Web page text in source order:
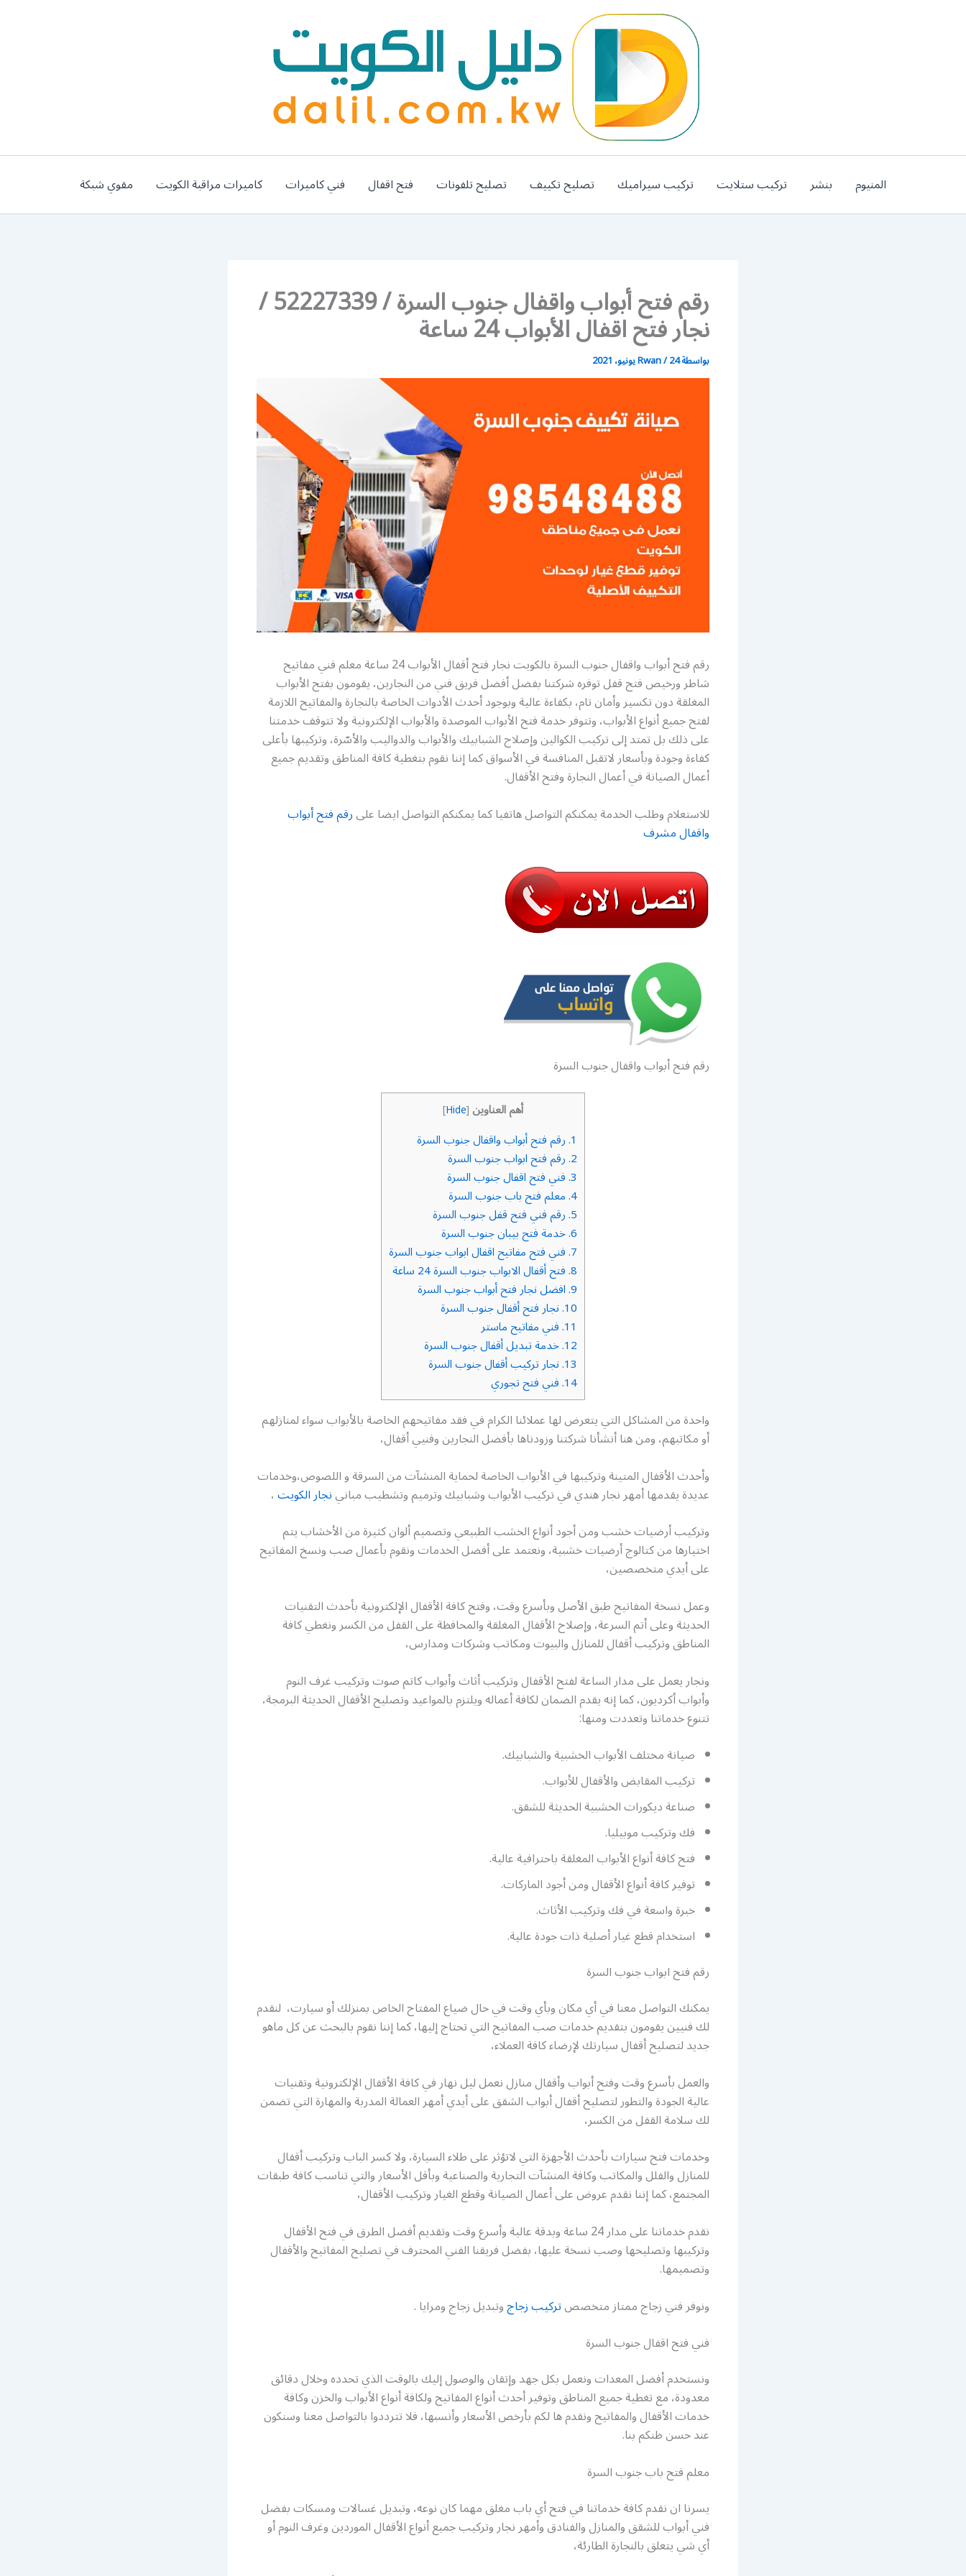
المنيوم بنشر تركيب ستلايت تركيب سيراميك تصليح تكييف تصليح تلفونات فتح اقفال فني كاميرات كاميرات مراقبة الكويت مقوي شبكة
رقم فتح أبواب واقفال جنوب السرة / 52227339 /
نجار فتح اقفال الأبواب 24 ساعة
بواسطة Rwan/24 يونيو، 2021
رقم فتح أبواب واقفال جنوب السرة بالكويت نجار فتح أقفال الأبواب 24 ساعة معلم فني مفاتيح
شاطر ورخيص فتح قفل توفره شركتنا بفضل أفضل فريق فني من النجارين، يقومون بفتح الأبواب
المغلقة دون تكسير وأمان تام، بكفاءة عالية وبوجود أحدث الأدوات الخاصة بالنجارة والمفاتيح اللازمة
لفتح جميع أنواع الأبواب، وتتوفر خدمة فتح الأبواب الموصدة والأبواب الإلكترونية ولا تتوقف خدمتنا
على ذلك بل تمتد إلى تركيب الكوالين وإصلاح الشبابيك والأبواب والدواليب والأسّرة، وتركيبها بأعلى
كفاءة وجودة وبأسعار لاتقبل المنافسة في الأسواق كما إننا نقوم بتغطية كافة المناطق وتقديم جميع
أعمال الصيانة في أعمال النجارة وفتح الأقفال.
للاستعلام وطلب الخدمة يمكنكم التواصل هاتفيا كما يمكنكم التواصل ايضا علىرقم فتح أبواب
واقفال مشرف
رقم فتح أبواب واقفال جنوب السرة
أهم العناوين [
Hide
]
1. رقم فتح أبواب واقفال جنوب السرة
2. رقم فتح ابواب جنوب السرة
3. فني فتح اقفال جنوب السرة
4. معلم فتح باب جنوب السرة
5. رقم فني فتح قفل جنوب السرة
6. خدمة فتح بيبان جنوب السرة
7. فني فتح مفاتيح اقفال ابواب جنوب السرة
8. فتح أقفال الابواب جنوب السرة 24 ساعة
9. افضل نجار فتح أبواب جنوب السرة
10. نجار فتح أقفال جنوب السرة
11. فني مفاتيح ماستر
12. خدمة تبديل أقفال جنوب السرة
13. نجار تركيب أقفال جنوب السرة
14. فني فتح تجوري
واحدة من المشاكل التي يتعرض لها عملائنا الكرام في فقد مفاتيحهم الخاصة بالأبواب سواء لمنازلهم
أو مكاتبهم، ومن هنا أنشأنا شركتنا وزودناها بأفضل النجارين وفنيي أقفال،
وأحدث الأقفال المتينة وتركيبها في الأبواب الخاصة لحماية المنشآت من السرقة و اللصوص،وخدمات
عديدة يقدمها أمهر نجار هندي في تركيب الأبواب وشبابيك وترميم وتشطيب مبانينجار الكويت،
وتركيب أرضيات خشب ومن أجود أنواع الخشب الطبيعي وتصميم ألوان كثيرة من الأخشاب يتم
اختيارها من كتالوج أرضيات خشبية، ونعتمد على أفضل الخدمات ونقوم بأعمال صب ونسخ المفاتيح
على أيدي متخصصين،
وعمل نسخة المفاتيح طبق الأصل وبأسرع وقت، وفتح كافة الأقفال الإلكترونية بأحدث التقنيات
الحديثة وعلى أتم السرعة، وإصلاح الأقفال المغلقة والمحافظة على القفل من الكسر ونغطي كافة
المناطق وتركيب أقفال للمنازل والبيوت ومكاتب وشركات ومدارس،
ونجار يعمل على مدار الساعة لفتح الأقفال وتركيب أثاث وأبواب كاتم صوت وتركيب غرف النوم
وأبواب أكرديون، كما إنه يقدم الضمان لكافة أعماله ويلتزم بالمواعيد وتصليح الأقفال الحديثة البرمجة،
تتنوع خدماتنا وتعددت ومنها:
صيانة مختلف الأبواب الخشبية والشبابيك.
تركيب المقابض والأقفال للأبواب.
صناعة ديكورات الخشبية الحديثة للشقق.
فك وتركيب موبيليا.
فتح كافة أنواع الأبواب المغلقة باحترافية عالية.
توفير كافة أنواع الأقفال ومن أجود الماركات.
خبرة واسعة في فك وتركيب الأثاث.
استخدام قطع غيار أصلية ذات جودة عالية.
رقم فتح ابواب جنوب السرة
يمكنك التواصل معنا في أي مكان وبأي وقت في حال ضياع المفتاح الخاص بمنزلك أو سيارت، لنقدم
لك فنيين يقومون بتقديم خدمات صب المفاتيح التي تحتاج إليها، كما إننا نقوم بالبحث عن كل ماهو
جديد لتصليح أقفال سيارتك لإرضاء كافة العملاء،
والعمل بأسرع وقت وفتح أبواب وأقفال منازل نعمل ليل نهار في كافة الأقفال الإلكترونية وتقنيات
عالية الجودة والتطور لتصليح أقفال أبواب الشقق على أيدي أمهر العمالة المدربة والمهارة التي تضمن
لك سلامة القفل من الكسر،
وخدمات فتح سيارات بأحدث الأجهزة التي لاتؤثر على طلاء السيارة، ولا كسر الباب وتركيب أقفال
للمنازل والفلل والمكاتب وكافة المنشآت التجارية والصناعية وبأقل الأسعار والتي تناسب كافة طبقات
المجتمع، كما إننا نقدم عروض على أعمال الصيانة وقطع الغيار وتركيب الأقفال،
نقدم خدماتنا على مدار 24 ساعة وبدقة عالية وأسرع وقت وتقديم أفضل الطرق في فتح الأقفال
وتركيبها وتصليحها وصب نسخة عليها، بفضل فريقنا الفني المحترف في تصليح المفاتيح والأقفال
وتصميمها.
ونوفر فني زجاج ممتاز متخصصتركيب زجاجوتبديل زجاج ومرايا .
فني فتح اقفال جنوب السرة
ونستخدم أفضل المعدات ونعمل بكل جهد وإتقان والوصول إليك بالوقت الذي تحدده وخلال دقائق
معدودة، مع تغطية جميع المناطق وتوفير أحدث أنواع المفاتيح ولكافة أنواع الأبواب والخزن وكافة
خدمات الأقفال والمفاتيح ونقدم ها لكم بأرخص الأسعار وأنسبها، فلا تترددوا بالتواصل معنا وسنكون
عند حسن ظنكم بنا.
معلم فتح باب جنوب السرة
يسرنا ان نقدم كافة خدماتنا في فتح أي باب مغلق مهما كان نوعه، وتبديل غسالات ومسكات بفضل
فني أبواب للشقق والمنازل والفنادق وأمهر نجار وتركيب جميع أنواع الأقفال الموردين وغرف النوم أو
أي شي يتعلق بالنجارة الطارئة،